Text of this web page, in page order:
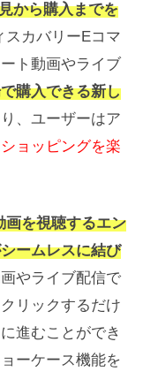
から購入までを
スカバリーEコマ
ト動画やライブ
購入できる新し
、ユーザーはア
ョッピングを楽
画を視聴するエン
ームレスに結び
やライブ配信で
リックするだけ
進むことができ
ーケース機能を